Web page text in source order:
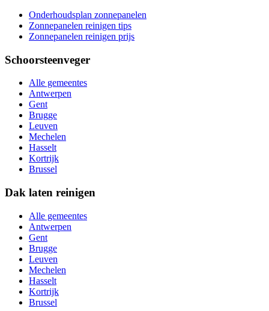
Onderhoudsplan zonnepanelen
Zonnepanelen reinigen tips
Zonnepanelen reinigen prijs
Schoorsteenveger
Alle gemeentes
Antwerpen
Gent
Brugge
Leuven
Mechelen
Hasselt
Kortrijk
Brussel
Dak laten reinigen
Alle gemeentes
Antwerpen
Gent
Brugge
Leuven
Mechelen
Hasselt
Kortrijk
Brussel